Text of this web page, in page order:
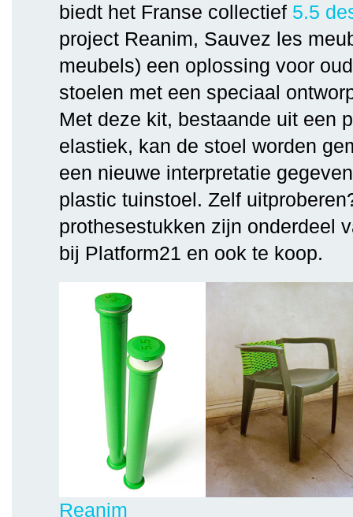
biedt het Franse collectief 5.5
project Reanim, Sauvez les
meubels) een oplossing voor
stoelen met een speciaal
Met deze kit, bestaande uit een
elastiek, kan de stoel worden
een nieuwe interpretatie
plastic tuinstoel. Zelf
prothesestukken zijn onderdeel
bij Platform21 en ook te koop.
Reanim